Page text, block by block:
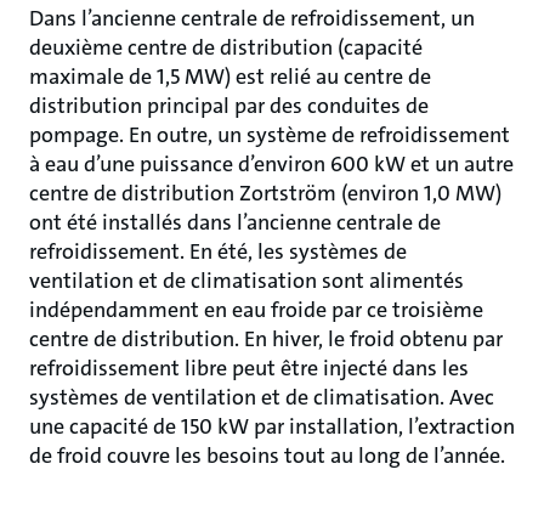
Dans l’ancienne centrale de refroidissement, un
deuxième centre de distribution (capacité
maximale de 1,5 MW) est relié au centre de
distribution principal par des conduites de
pompage. En outre, un système de refroidissement
à eau d’une puissance d’environ 600 kW et un autre
centre de distribution Zortström (environ 1,0 MW)
ont été installés dans l’ancienne centrale de
refroidissement. En été, les systèmes de
ventilation et de climatisation sont alimentés
indépendamment en eau froide par ce troisième
centre de distribution. En hiver, le froid obtenu par
refroidissement libre peut être injecté dans les
systèmes de ventilation et de climatisation. Avec
une capacité de 150 kW par installation, l’extraction
de froid couvre les besoins tout au long de l’année.